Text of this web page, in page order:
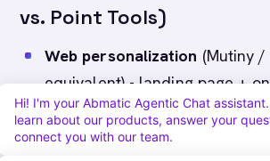
vs. Point Tools)
Web personalization (Mutiny
equivalent) - landing page +
experience personalization by
stage / signal
Hi! I'm your Abmatic Agentic Chat
learn about our products, answer your
connect you with our team.